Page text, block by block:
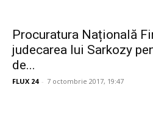
Procuratura Națională
judecarea lui Sarkozy
de...
FLUX 24 - 7 octombrie 2017, 19:47